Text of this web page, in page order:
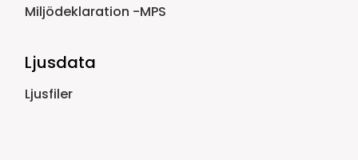
Miljödeklaration -MPS
Ljusdata
Ljusfiler